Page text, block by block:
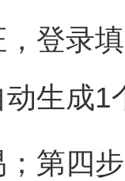
登录
生成
第四